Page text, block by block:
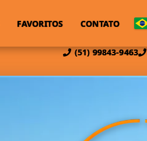
(51) 99843-9463
FAVORITOS CONTATO